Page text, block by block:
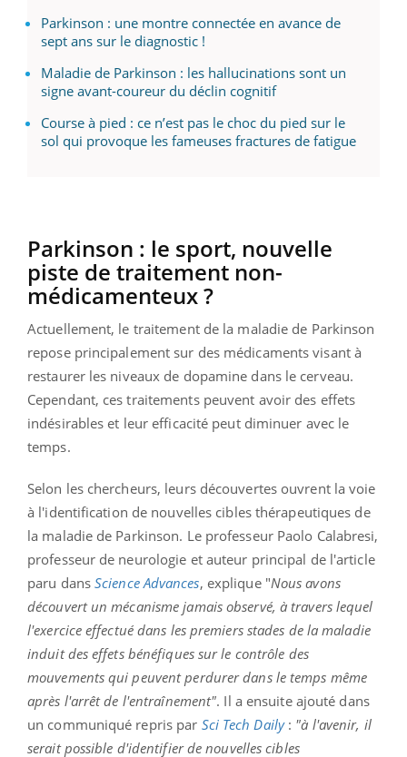
Parkinson : une montre connectée en avance de
sept ans sur le diagnostic !
Maladie de Parkinson : les hallucinations sont un
signe avant-coureur du déclin cognitif
Course à pied : ce n’est pas le choc du pied sur le
sol qui provoque les fameuses fractures de fatigue
Parkinson : le sport, nouvelle
piste de traitement non-
médicamenteux ?
Actuellement, le traitement de la maladie de Parkinson
repose principalement sur des médicaments visant à
restaurer les niveaux de dopamine dans le cerveau.
Cependant, ces traitements peuvent avoir des effets
indésirables et leur efficacité peut diminuer avec le
temps.
Selon les chercheurs, leurs découvertes ouvrent la voie
à l'identification de nouvelles cibles thérapeutiques de
la maladie de Parkinson. Le professeur Paolo Calabresi,
professeur de neurologie et auteur principal de l'article
paru dans Science Advances, explique "Nous avons
découvert un mécanisme jamais observé, à travers lequel
l'exercice effectué dans les premiers stades de la maladie
induit des effets bénéfiques sur le contrôle des
mouvements qui peuvent perdurer dans le temps même
après l'arrêt de l'entraînement". Il a ensuite ajouté dans
un communiqué repris par Sci Tech Daily: "à l'avenir, il
serait possible d'identifier de nouvelles cibles